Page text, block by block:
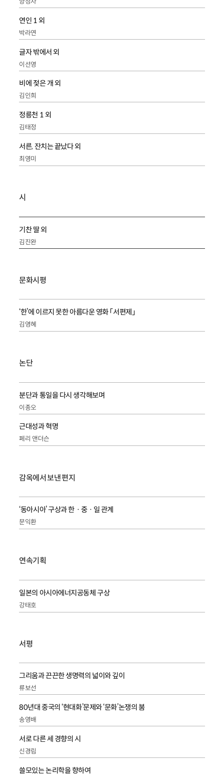
연인 1 외
박라연
글자 밖에서 외
이선영
비에 젖은 개 외
김인희
정릉천 1 외
김태정
서른, 잔치는 끝났다 외
최영미
시
기찬 딸 외
김진완
문화시평
‘한’에 이르지 못한 아름다운 영화 「서편제」
김영혜
논단
분단과 통일을 다시 생각해보며
이종오
근대성과 혁명
페리 앤더슨
감옥에서 보낸 편지
‘동아시아’ 구상과 한ㆍ중ㆍ일 관계
문익환
연속기획
일본의 아시아에너지공동체 구상
강태호
서평
그리움과 끈끈한 생명력의 넓이와 깊이
류보선
80년대 중국의 ‘현대화’문제와 ‘문화’논쟁의 붐
송영배
서로 다른 세 경향의 시
신경림
쓸모있는 논리학을 향하여